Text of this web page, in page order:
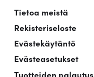
Tietoa meistä
Rekisteriseloste
Evästekäytäntö
Evästeasetukset
Tuotteiden palautus